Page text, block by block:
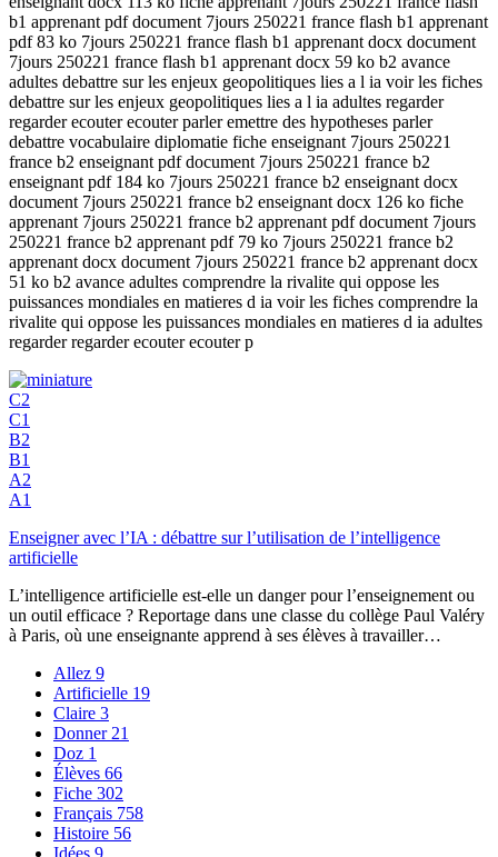
b1 apprenant pdf document 7jours 250221 france flash b1 apprenant
pdf 83 ko 7jours 250221 france flash b1 apprenant docx document
7jours 250221 france flash b1 apprenant docx 59 ko b2 avance
adultes debattre sur les enjeux geopolitiques lies a l ia voir les fiches
debattre sur les enjeux geopolitiques lies a l ia adultes regarder
regarder ecouter ecouter parler emettre des hypotheses parler
debattre vocabulaire diplomatie fiche enseignant 7jours 250221
france b2 enseignant pdf document 7jours 250221 france b2
enseignant pdf 184 ko 7jours 250221 france b2 enseignant docx
document 7jours 250221 france b2 enseignant docx 126 ko fiche
apprenant 7jours 250221 france b2 apprenant pdf document 7jours
250221 france b2 apprenant pdf 79 ko 7jours 250221 france b2
apprenant docx document 7jours 250221 france b2 apprenant docx
51 ko b2 avance adultes comprendre la rivalite qui oppose les
puissances mondiales en matieres d ia voir les fiches comprendre la
rivalite qui oppose les puissances mondiales en matieres d ia adultes
regarder regarder ecouter ecouter p
C2
C1
B2
B1
A2
A1
Enseigner avec l’IA : débattre sur l’utilisation de l’intelligence
artificielle
L’intelligence artificielle est-elle un danger pour l’enseignement ou
un outil efficace ? Reportage dans une classe du collège Paul Valéry
à Paris, où une enseignante apprend à ses élèves à travailler…
Allez 9
Artificielle 19
Claire 3
Donner 21
Doz 1
Élèves 66
Fiche 302
Français 758
Histoire 56
Idées 9